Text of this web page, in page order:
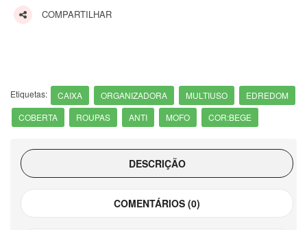
COMPARTILHAR
Etiquetas: CAIXA ORGANIZADORA MULTIUSO
EDREDOM
COBERTA
ROUPAS ANTI MOFO COR:BEGE
DESCRIÇÃO
COMENTÁRIOS (0)